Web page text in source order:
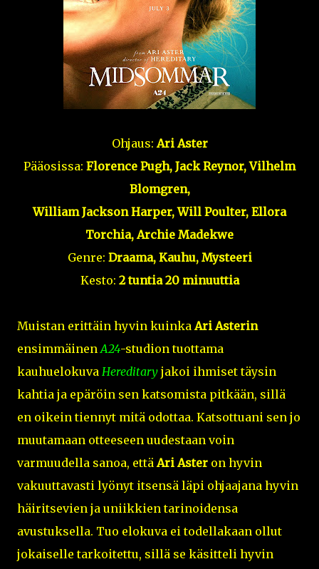
Ohjaus:Ari Aster
Pääosissa: Florence Pugh, Jack Reynor,Vilhelm
Blomgren,
William Jackson Harper, Will Poulter, Ellora
Torchia, Archie Madekwe
Genre: Draama, Kauhu, Mysteeri
Kesto: 2 tuntia 20 minuuttia
Muistan erittäin hyvin kuinkaAri Asterin
ensimmäinenA24-studion tuottama
kauhuelokuva Hereditary jakoi ihmiset täysin
kahtia ja epäröin sen katsomista pitkään, sillä
en oikein tiennyt mitä odottaa. Katsottuani sen jo
muutamaan otteeseen uudestaan voin
varmuudella sanoa, ettäAri Aster on hyvin
vakuuttavasti lyönyt itsensä läpi ohjaajana hyvin
häiritsevien ja uniikkien tarinoidensa
avustuksella. Tuo elokuva ei todellakaan ollut
jokaiselle tarkoitettu, sillä se käsitteli hyvin